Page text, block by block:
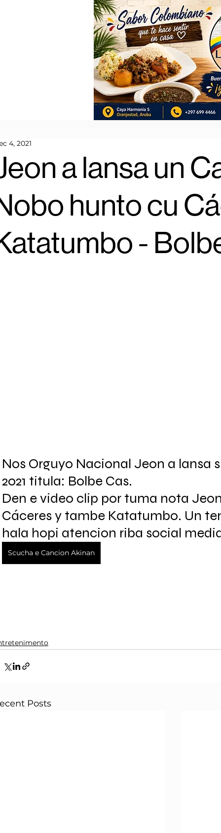
a lansa un
hunto cu
-
4, 2021
Nos Orguyo Nacional Jeon a lansa
2021 titula: Bolbe Cas.
Den e video clip por tuma nota
Cáceres y tambe Katatumbo. Un
hala hopi atencion riba social
Scucha e Cancion Akinan
Posts